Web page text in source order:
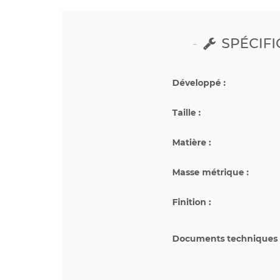
Développé :
Taille :
Matière :
Masse métrique :
Finition :
Documents techniques